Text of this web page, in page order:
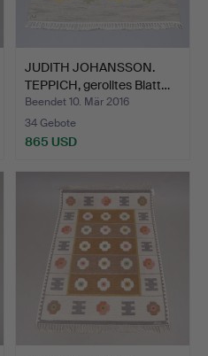
JUDITH JOHANSSON.
TEPPICH, gerolltes Blatt…
Beendet 10. Mär 2016
34 Gebote
865 USD